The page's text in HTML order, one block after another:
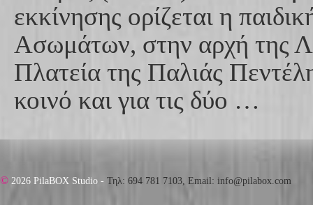
εκκίνησης ορίζεται η
Ασωμάτων, στην αρχή της
Πλατεία της Παλιάς
κοινό και για τις δύο …
© 2026 PilaBOX Studio - Τηλ: 694 781 7103, Email: info@pilabox.com